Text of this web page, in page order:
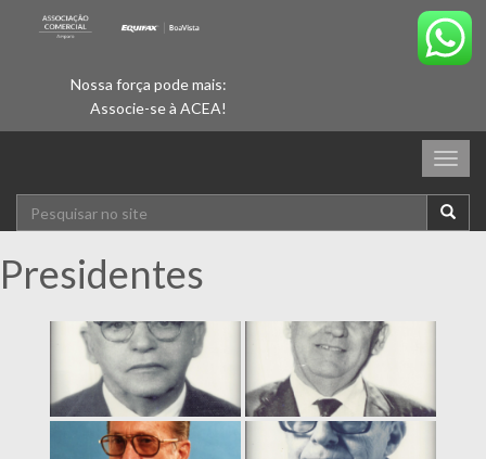
Nossa força pode mais:
Associe-se à ACEA!
Presidentes